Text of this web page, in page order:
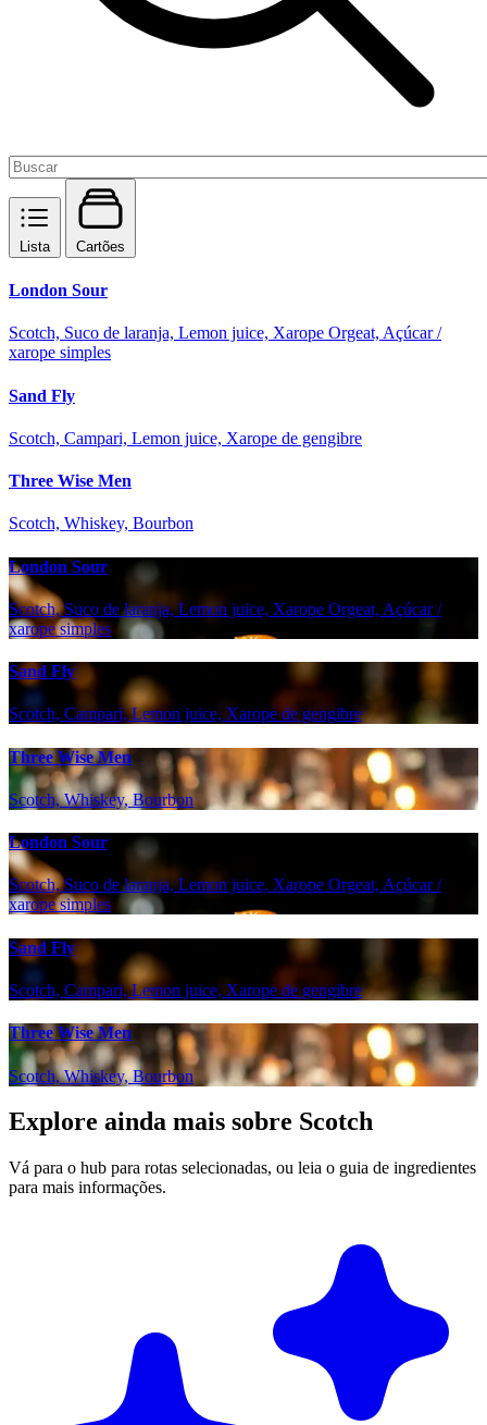
Lista Cartões
London Sour
Scotch, Suco de laranja, Lemon juice, Xarope Orgeat, Açúcar /
xarope simples
Sand Fly
Scotch, Campari, Lemon juice, Xarope de gengibre
Three Wise Men
Scotch, Whiskey, Bourbon
London Sour
Scotch, Suco de laranja, Lemon juice, Xarope Orgeat, Açúcar /
xarope simples
Sand Fly
Scotch, Campari, Lemon juice, Xarope de gengibre
Three Wise Men
Scotch, Whiskey, Bourbon
London Sour
Scotch, Suco de laranja, Lemon juice, Xarope Orgeat, Açúcar /
xarope simples
Sand Fly
Scotch, Campari, Lemon juice, Xarope de gengibre
Three Wise Men
Scotch, Whiskey, Bourbon
Explore ainda mais sobre Scotch
Vá para o hub para rotas selecionadas, ou leia o guia de ingredientes
para mais informações.